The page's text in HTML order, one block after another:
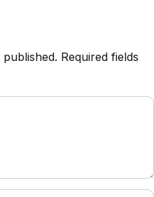
Required fields